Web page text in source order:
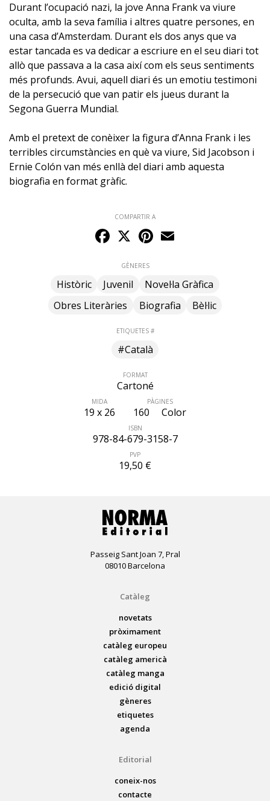
Durant l’ocupació nazi, la jove Anna Frank va viure
oculta, amb la seva família i altres quatre persones, en
una casa d’Amsterdam. Durant els dos anys que va
estar tancada es va dedicar a escriure en el seu diari tot
allò que passava a la casa així com els seus sentiments
més profunds. Avui, aquell diari és un emotiu testimoni
de la persecució que van patir els jueus durant la
Segona Guerra Mundial.
Amb el pretext de conèixer la figura d’Anna Frank i les
terribles circumstàncies en què va viure, Sid Jacobson i
Ernie Colón van més enllà del diari amb aquesta
biografia en format gràfic.
COMPARTIR A
Facebook
X Pinterest
GÈNERES
Històric Juvenil
Novel·la Gràfica
Obres Literàries
Biografia Bèl·lic
ETIQUETES #
#Català
FORMAT
Cartoné
MIDA
19 x 26
PÀGINES
160 Color
ISBN
978-84-679-3158-7
PVP
19,50 €
Passeig Sant Joan 7, Pral
08010 Barcelona
Catàleg
novetats
pròximament
catàleg europeu
catàleg americà
catàleg manga
edició digital
gèneres
etiquetes
agenda
Editorial
coneix-nos
contacte